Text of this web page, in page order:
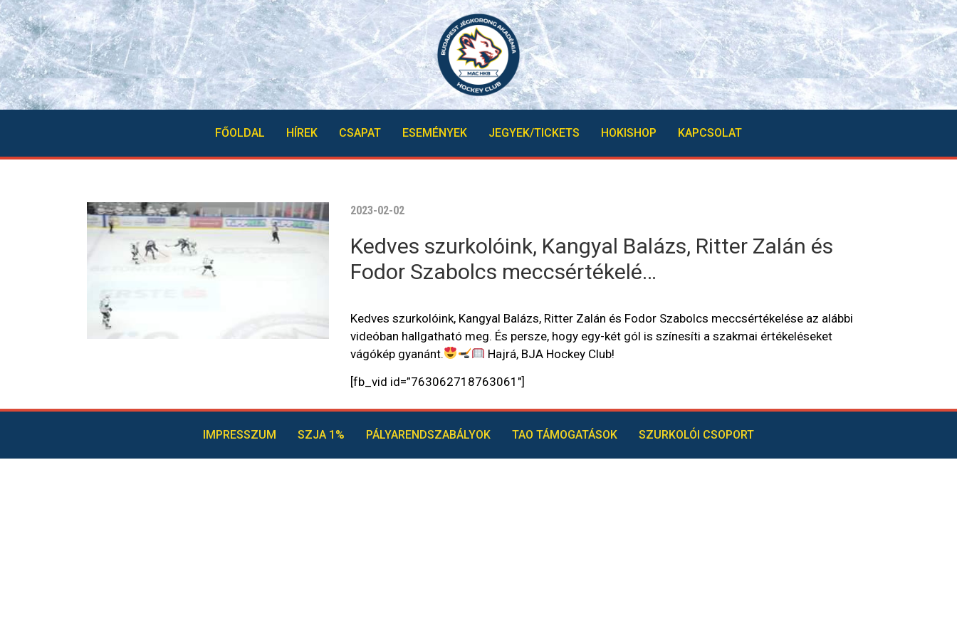
FŐOLDAL HÍREK CSAPAT ESEMÉNYEK JEGYEK/TICKETS HOKISHOP KAPCSOLAT
2023-02-02
Kedves szurkolóink, Kangyal Balázs, Ritter Zalán és
Fodor Szabolcs meccsértékelé…
Kedves szurkolóink, Kangyal Balázs, Ritter Zalán és Fodor Szabolcs meccsértékelése az alábbi
videóban hallgatható meg. És persze, hogy egy-két gól is színesíti a szakmai értékeléseket
vágókép gyanánt.
Hajrá, BJA Hockey Club!
[fb_vid id=”763062718763061″]
IMPRESSZUM SZJA 1% PÁLYARENDSZABÁLYOK TAO TÁMOGATÁSOK SZURKOLÓI CSOPORT